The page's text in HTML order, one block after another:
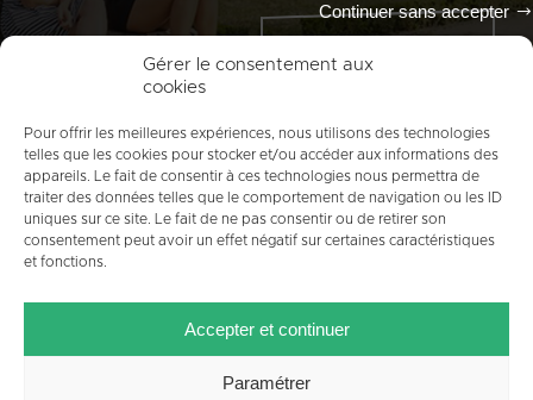
Gérer le consentement aux
cookies
Pour offrir les meilleures expériences, nous utilisons des technologies
telles que les cookies pour stocker et/ou accéder aux informations des
appareils. Le fait de consentir à ces technologies nous permettra de
traiter des données telles que le comportement de navigation ou les ID
uniques sur ce site. Le fait de ne pas consentir ou de retirer son
consentement peut avoir un effet négatif sur certaines caractéristiques
et fonctions.
Accepter et continuer
Continuer sans accepter
Paramétrer
PLAN DU SITE
MENTIONS LÉGALES
CRÉDITS POLITIQUE DE COOKIES (UE)